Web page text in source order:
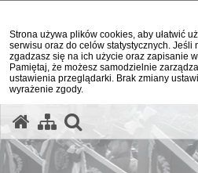
Strona używa plików cookies, aby ułatwić
serwisu oraz do celów statystycznych. Jeśli
zgadzasz się na ich użycie oraz zapisanie
Pamiętaj, że możesz samodzielnie
ustawienia przeglądarki. Brak zmiany
wyrażenie zgody.